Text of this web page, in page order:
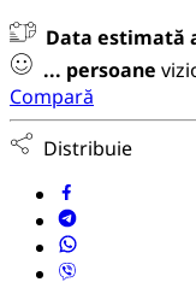
Data estimată
... persoane
Compară
Distribuie